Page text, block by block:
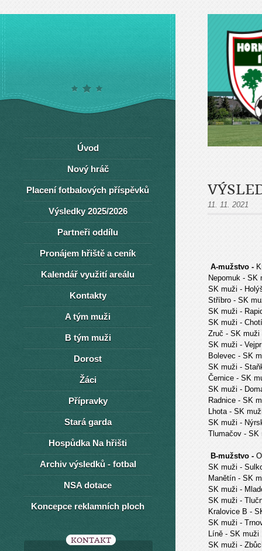
11. 11. 2021
A-mužstvo -
Nepomuk - SK
SK muži -
Stříbro - SK
SK muži -
SK muži -
Zruč - SK muži
SK muži -
Bolevec - SK
SK muži -
Černice - SK
SK muži -
Radnice - SK
Lhota - SK
SK muži -
Tlumačov - SK
B-mužstvo -
SK muži -
Manětín - SK
SK muži -
SK muži -
Kralovice B -
SK muži -
Líně - SK muži
SK muži -
Úvod
Nový hráč
Placení fotbalových příspěvků
Výsledky 2025/2026
Partneři oddílu
Pronájem hřiště a ceník
Kalendář využití areálu
Kontakty
A tým muži
B tým muži
Dorost
Žáci
Přípravky
Stará garda
Hospůdka Na hřišti
Archiv výsledků - fotbal
NSA dotace
Koncepce reklamních ploch
KONTAKT